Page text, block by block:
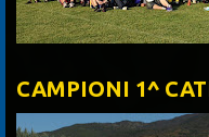
CAMPIONI 1^